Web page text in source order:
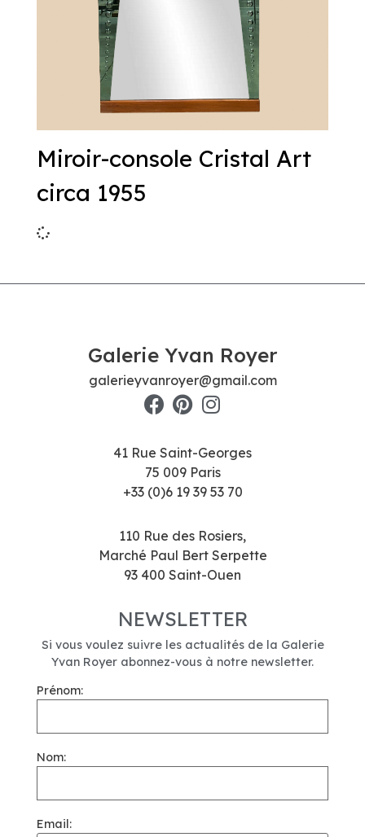
Miroir-console Cristal Art
circa 1955
Galerie Yvan Royer
galerieyvanroyer@gmail.com
41 Rue Saint-Georges
75 009 Paris
+33 (0)6 19 39 53 70
110 Rue des Rosiers,
Marché Paul Bert Serpette
93 400 Saint-Ouen
NEWSLETTER
Si vous voulez suivre les actualités de la Galerie
Yvan Royer abonnez-vous à notre newsletter.
Prénom:
Nom:
Email: